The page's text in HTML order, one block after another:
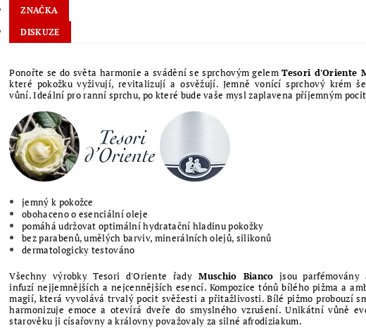
ZNAČKA
DISKUZE
Ponořte se do světa harmonie a svádění se sprchovým gelemTesori d'Oriente
které pokožku vyživují, revitalizují a osvěžují. Jemně vonící sprchový krém
vůní.Ideální pro ranní sprchu, po které bude vaše mysl zaplavena příjemným
jemný k pokožce
obohaceno o esenciální oleje
pomáhá udržovat optimální hydratační hladinu pokožky
bez parabenů, umělých barviv, minerálních olejů, silikonů
dermatologicky testováno
Všechny výrobky Tesori d'Oriente řadyMuschio Bianco jsou
infuzí nejjemnějších a nejcennějších esencí. Kompozice tónů bílého pižma a
magií, která vyvolává trvalý pocit svěžesti a přitažlivosti. Bílé pižmo probouzí
harmonizuje emoce a otevírá dveře do smyslného vzrušení. Unikátní vůně
starověku ji císařovny a královny považovaly za silné afrodiziakum.